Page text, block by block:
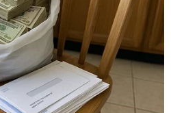
biện pháp trừng
biện pháp trừng phạt mới